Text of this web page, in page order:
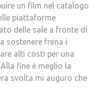
un film nel catalogo
piattaforme
delle sale a fronte di
sostenere frena i
alti costi per una
fine è meglio la
svolta mi auguro che